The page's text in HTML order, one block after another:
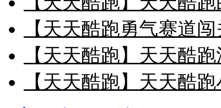
【天天酷跑勇气赛道
【天天酷跑】天天酷
【天天酷跑】天天酷